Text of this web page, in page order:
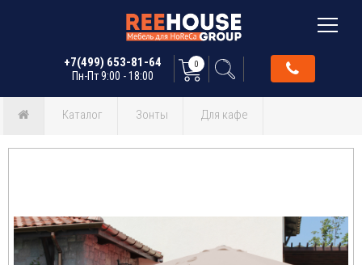
+7(499) 653-81-64
Пн-Пт 9:00 - 18:00
0
Каталог Зонты Для кафе